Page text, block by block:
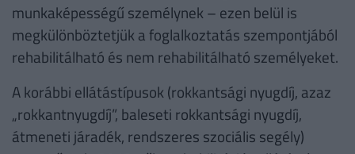
munkaképességű személynek – ezen belül is
megkülönböztetjük a foglalkoztatás szempontjából
rehabilitálható és nem rehabilitálható személyeket.
A korábbi ellátástípusok (rokkantsági nyugdíj, azaz
„rokkantnyugdíj”, baleseti rokkantsági nyugdíj,
átmeneti járadék, rendszeres szociális segély)